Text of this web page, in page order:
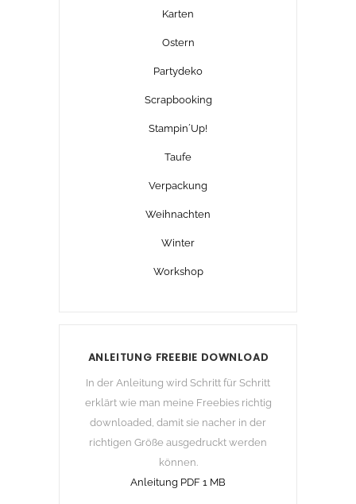
Karten
Ostern
Partydeko
Scrapbooking
Stampin´Up!
Taufe
Verpackung
Weihnachten
Winter
Workshop
ANLEITUNG FREEBIE DOWNLOAD
In der Anleitung wird Schritt für Schritt
erklärt wie man meine Freebies richtig
downloaded, damit sie nacher in der
richtigen Größe ausgedruckt werden
können.
Anleitung PDF 1 MB